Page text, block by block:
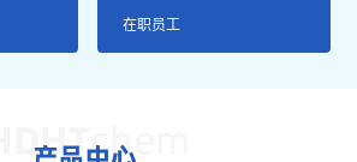
在职员工